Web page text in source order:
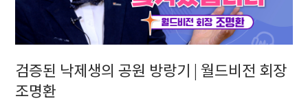
검증된 낙제생의 공원 방랑기 | 월드비전 회장
조명환